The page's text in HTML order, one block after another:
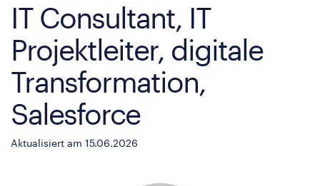
IT Consultant, IT
Projektleiter, digitale
Transformation,
Salesforce
Aktualisiert am 15.06.2026